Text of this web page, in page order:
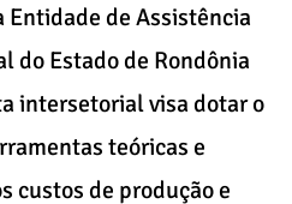
Entidade de Assistência
do Estado de Rondônia
intersetorial visa dotar o
teóricas e
custos de produção e